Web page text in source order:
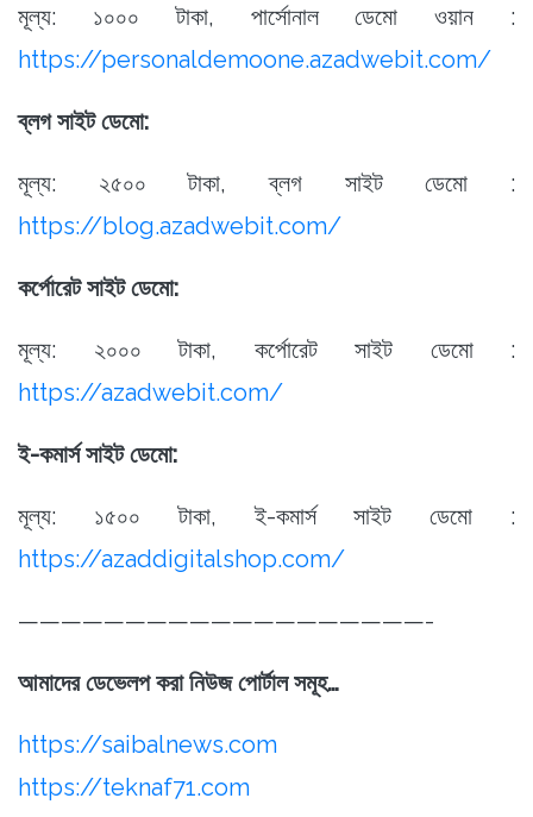
মূল্য: ১০০০ টাকা, পার্সোনাল ডেমো ওয়ান :
https://personaldemoone.azadwebit.com/
ব্লগ সাইট ডেমো:
মূল্য: ২৫০০ টাকা, ব্লগ সাইট ডেমো :
https://blog.azadwebit.com/
কর্পোরেট সাইট ডেমো:
মূল্য: ২০০০ টাকা, কর্পোরেট সাইট ডেমো :
https://azadwebit.com/
ই-কমার্স সাইট ডেমো:
মূল্য: ১৫০০ টাকা, ই-কমার্স সাইট ডেমো :
https://azaddigitalshop.com/
———————————————————-
আমাদের ডেভেলপ করা নিউজ পোর্টাল সমূহ…
https://saibalnews.com
https://teknaf71.com